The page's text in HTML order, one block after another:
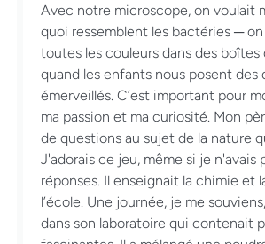
Avec notre microscope, on voulait
quoi ressemblent les bactéries ─
toutes les couleurs dans des boîtes
quand les enfants nous posent
émerveillés. C’est important pour
ma passion et ma curiosité. Mon
de questions au sujet de la nature
J'adorais ce jeu, même si je n'avais
réponses. Il enseignait la chimie et
l’école. Une journée, je me
dans son laboratoire qui contenait